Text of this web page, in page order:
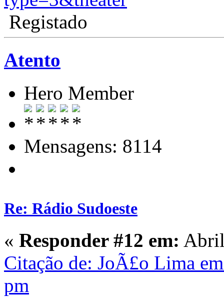
Registado
Atento
Hero Member
Mensagens: 8114
Re: Rádio Sudoeste
« Responder #12 em:
Citação de: JoÃ£o Lima
pm